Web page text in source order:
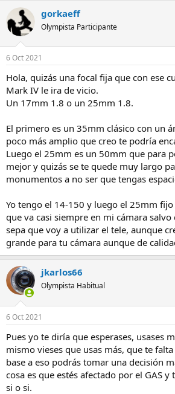
gorkaeff
Olympista Participante
6 Oct 2021
Hola, quizás una focal fija que con ese
Mark IV le ira de vicio.
Un 17mm 1.8 o un 25mm 1.8.
El primero es un 35mm clásico con un
poco más amplio que creo te podría
Luego el 25mm es un 50mm que para
mejor y quizás se te quede muy largo
monumentos a no ser que tengas
Yo tengo el 14-150 y luego el 25mm
que va casi siempre en mi cámara
sepa que voy a utilizar el tele, aunque
grande para tu cámara aunque de
jkarlos66
Olympista Habitual
6 Oct 2021
Pues yo te diría que esperases, usases
mismo vieses que usas más, que te
base a eso podrás tomar una decisión
cosa es que estés afectado por el GAS
si o si.